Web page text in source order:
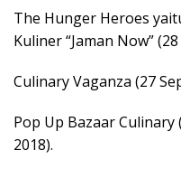
The Hunger Heroes
Kuliner “Jaman Now”
Culinary Vaganza (27
Pop Up Bazaar
2018).